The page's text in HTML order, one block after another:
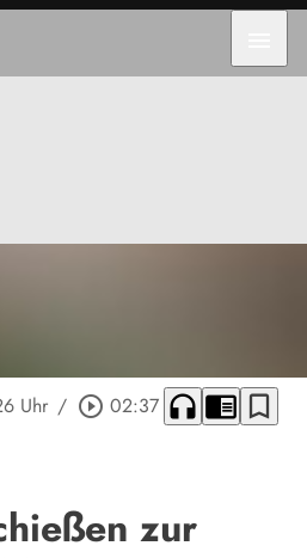
Uhr / play_circle_outline 02:37 headphones chrome_reader_mode bookmark_border
zur